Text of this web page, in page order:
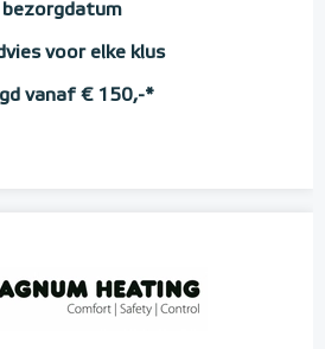
bezorgdatum
voor elke klus
vanaf € 150,-*